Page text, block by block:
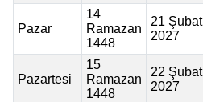
Pazar
14
Ramazan
1448
21 Şubat
2027
Pazartesi
15
Ramazan
1448
22 Şubat
2027